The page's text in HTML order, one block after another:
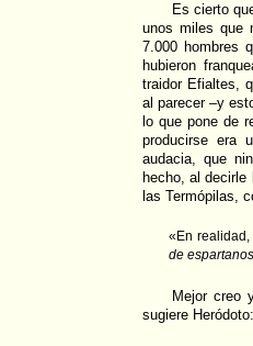
Es cierto
unos miles que
7.000 hombres
hubieron
traidor Efialtes,
al parecer –y
lo que pone de
producirse era
audacia, que
hecho, al
las Termópilas,
«En
de espartanos
Mejor creo
sugiere